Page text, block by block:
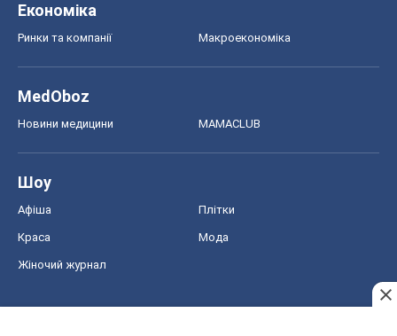
Економіка
Ринки та компанії Макроекономіка
MedOboz
Новини медицини MAMACLUB
Шоу
Афіша Плітки
Краса Мода
Жіночий журнал